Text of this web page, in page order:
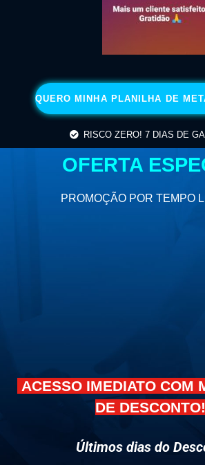
QUERO MINHA PLANILHA DE
RISCO ZERO! 7 DIAS DE
OFERTA
PROMOÇÃO POR TEMPO
ACESSO IMEDIATO COM
DE
Últimos dias do